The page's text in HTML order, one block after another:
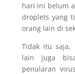
hari ini belum
droplets yang
orang lain di
Tidak itu saja,
lain juga
penularan